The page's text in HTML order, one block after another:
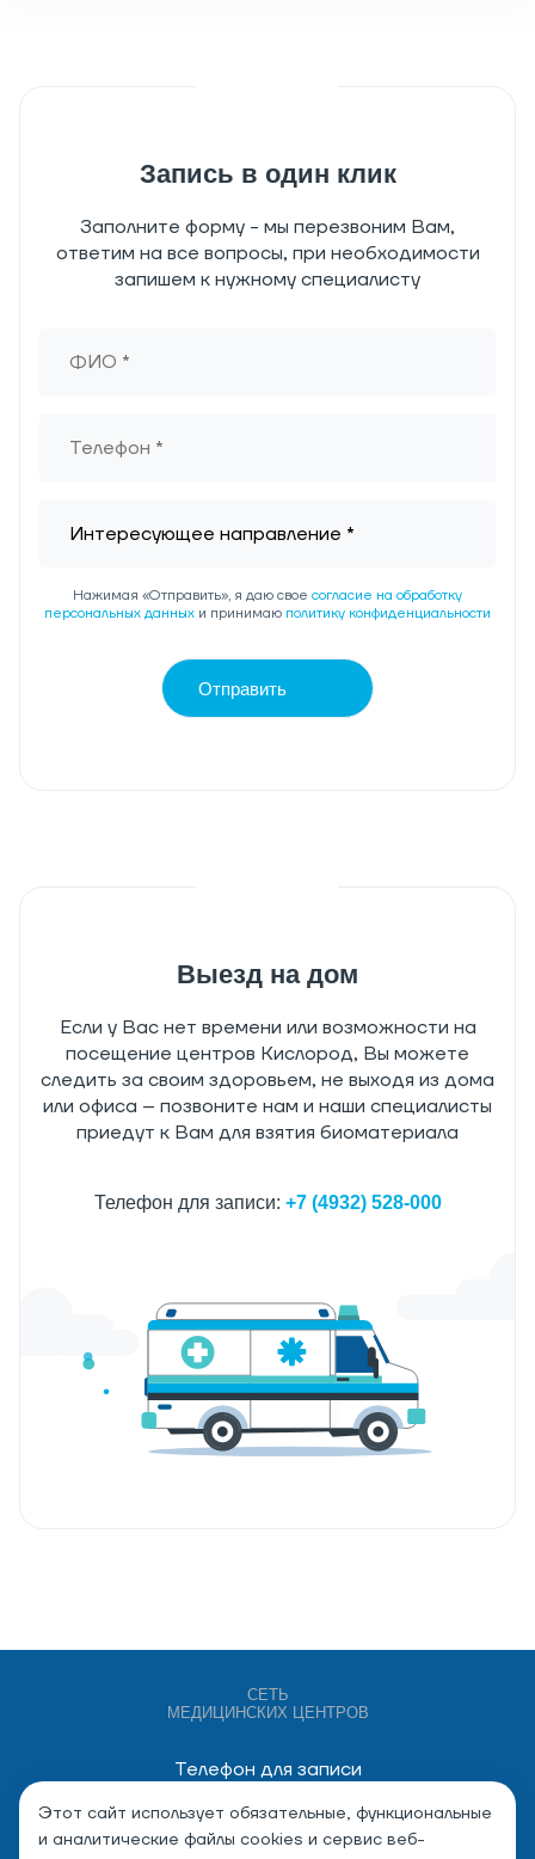
Запись в один клик
Заполните форму - мы перезвоним Вам,
ответим на все вопросы, при необходимости
запишем к нужному специалисту
Нажимая «Отправить», я даю свое согласие на обработку
персональных данных и принимаю политику конфиденциальности
Отправить
Выезд на дом
Если у Вас нет времени или возможности на
посещение центров Кислород, Вы можете
следить за своим здоровьем, не выходя из дома
или офиса – позвоните нам и наши специалисты
приедут к Вам для взятия биоматериала
Телефон для записи: +7 (4932) 528-000
СЕТЬ
МЕДИЦИНСКИХ ЦЕНТРОВ
Телефон для записи
+7 (4932) 528-000
Этот сайт использует обязательные, функциональные
и аналитические файлы cookies и сервис веб-